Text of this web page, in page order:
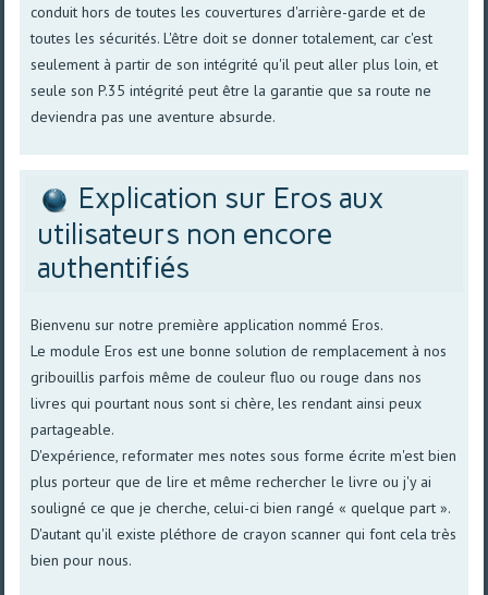
conduit hors de toutes les couvertures d'arrière-garde et de
toutes les sécurités. L'être doit se donner totalement, car c'est
seulement à partir de son intégrité qu'il peut aller plus loin, et
seule son P.35 intégrité peut être la garantie que sa route ne
deviendra pas une aventure absurde.
Explication sur Eros aux
utilisateurs non encore
authentifiés
Bienvenu sur notre première application nommé Eros.
Le module Eros est une bonne solution de remplacement à nos
gribouillis parfois même de couleur fluo ou rouge dans nos
livres qui pourtant nous sont si chère, les rendant ainsi peux
partageable.
D'expérience, reformater mes notes sous forme écrite m'est bien
plus porteur que de lire et même rechercher le livre ou j'y ai
souligné ce que je cherche, celui-ci bien rangé « quelque part ».
D'autant qu'il existe pléthore de crayon scanner qui font cela très
bien pour nous.